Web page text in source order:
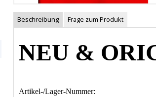
Beschreibung Frage zum Produkt
NEU &
Artikel-/Lager-Nummer: